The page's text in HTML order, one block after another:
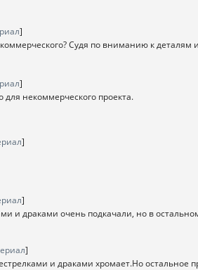
]
Судя по вниманию к
]
некоммерческого проекта.
]
]
и драками очень подкачали, но в
]
и драками хромает.Но остальное